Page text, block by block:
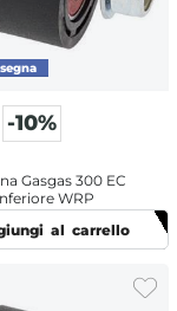
-10%
Gasgas 300 EC
WRP